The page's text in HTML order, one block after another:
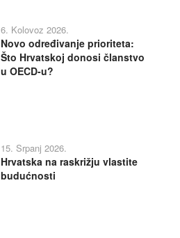
6. Kolovoz 2026.
Novo određivanje prioriteta:
Što Hrvatskoj donosi članstvo
u OECD-u?
15. Srpanj 2026.
Hrvatska na raskrižju vlastite
budućnosti